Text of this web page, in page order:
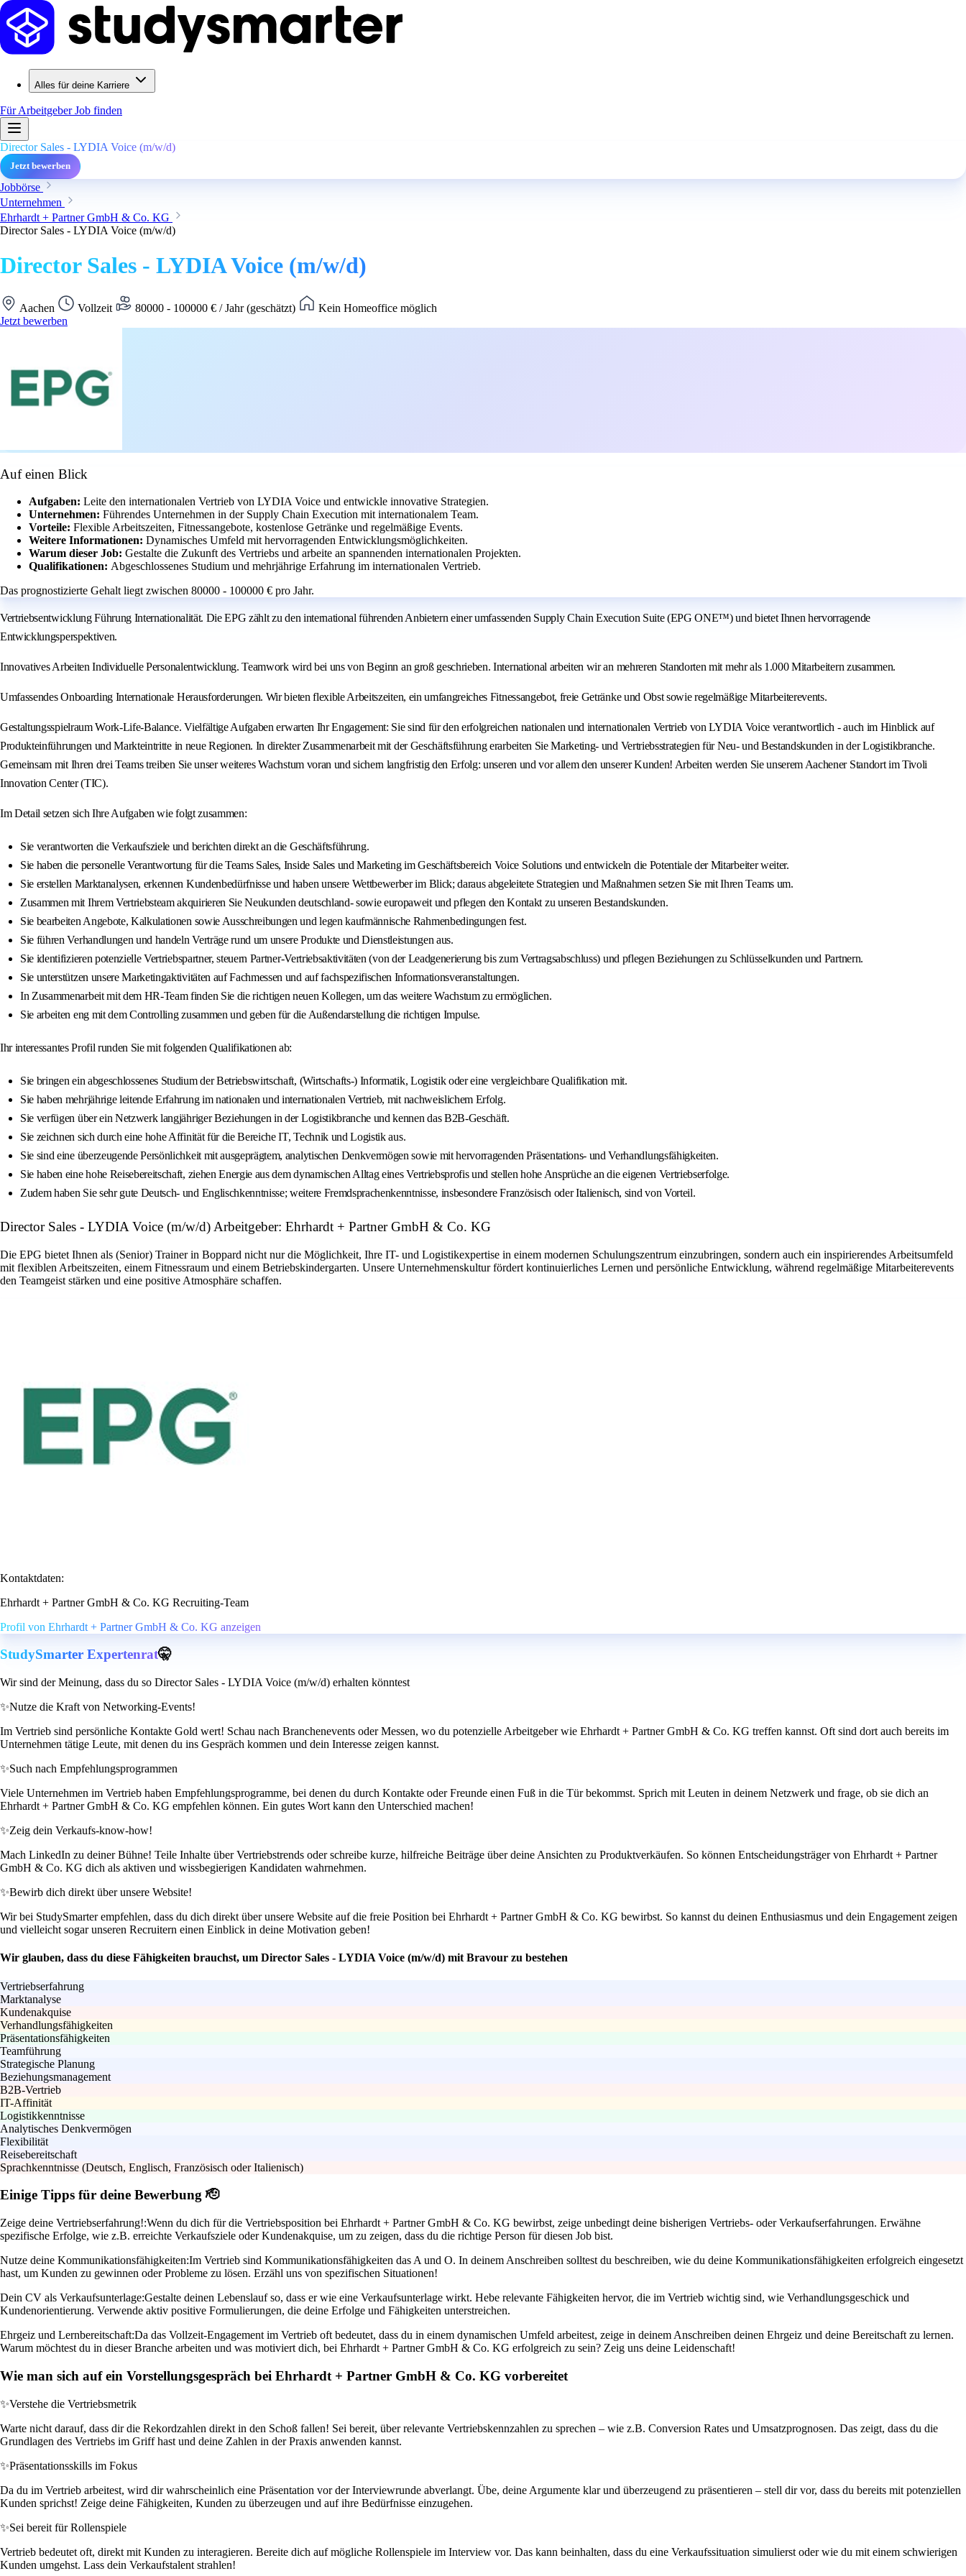
Alles für deine Karriere
Für ArbeitgeberJob finden
Director Sales - LYDIA Voice (m/w/d)
Jetzt bewerben
Jobbörse
Unternehmen
Ehrhardt + Partner GmbH & Co. KG
Director Sales - LYDIA Voice (m/w/d)
Director Sales - LYDIA Voice (m/w/d)
Aachen Vollzeit 80000 - 100000 € / Jahr (geschätzt)
Kein Homeoffice möglich
Jetzt bewerben
Auf einen Blick
Aufgaben: Leite den internationalen Vertrieb von LYDIA Voice und entwickle innovative Strategien.
Unternehmen: Führendes Unternehmen in der Supply Chain Execution mit internationalem Team.
Vorteile: Flexible Arbeitszeiten, Fitnessangebote, kostenlose Getränke und regelmäßige Events.
Weitere Informationen: Dynamisches Umfeld mit hervorragenden Entwicklungsmöglichkeiten.
Warum dieser Job: Gestalte die Zukunft des Vertriebs und arbeite an spannenden internationalen Projekten.
Qualifikationen: Abgeschlossenes Studium und mehrjährige Erfahrung im internationalen Vertrieb.
Das prognostizierte Gehalt liegt zwischen 80000 - 100000 € pro Jahr.
Vertriebsentwicklung Führung Internationalität. Die EPG zählt zu den international führenden Anbietern einer umfassenden Supply Chain Execution Suite (EPG ONE™) und bietet Ihnen hervorragende
Entwicklungsperspektiven.
Innovatives Arbeiten Individuelle Personalentwicklung. Teamwork wird bei uns von Beginn an groß geschrieben. International arbeiten wir an mehreren Standorten mit mehr als 1.000 Mitarbeitern zusammen.
Umfassendes Onboarding Internationale Herausforderungen. Wir bieten flexible Arbeitszeiten, ein umfangreiches Fitnessangebot, freie Getränke und Obst sowie regelmäßige Mitarbeiterevents.
Gestaltungsspielraum Work-Life-Balance. Vielfältige Aufgaben erwarten Ihr Engagement: Sie sind für den erfolgreichen nationalen und internationalen Vertrieb von LYDIA Voice verantwortlich - auch im Hinblick auf
Produkteinführungen und Markteintritte in neue Regionen. In direkter Zusammenarbeit mit der Geschäftsführung erarbeiten Sie Marketing- und Vertriebsstrategien für Neu- und Bestandskunden in der Logistikbranche.
Gemeinsam mit Ihren drei Teams treiben Sie unser weiteres Wachstum voran und sichern langfristig den Erfolg: unseren und vor allem den unserer Kunden! Arbeiten werden Sie unserem Aachener Standort im Tivoli
Innovation Center (TIC).
Im Detail setzen sich Ihre Aufgaben wie folgt zusammen:
Sie verantworten die Verkaufsziele und berichten direkt an die Geschäftsführung.
Sie haben die personelle Verantwortung für die Teams Sales, Inside Sales und Marketing im Geschäftsbereich Voice Solutions und entwickeln die Potentiale der Mitarbeiter weiter.
Sie erstellen Marktanalysen, erkennen Kundenbedürfnisse und haben unsere Wettbewerber im Blick; daraus abgeleitete Strategien und Maßnahmen setzen Sie mit Ihren Teams um.
Zusammen mit Ihrem Vertriebsteam akquirieren Sie Neukunden deutschland- sowie europaweit und pflegen den Kontakt zu unseren Bestandskunden.
Sie bearbeiten Angebote, Kalkulationen sowie Ausschreibungen und legen kaufmännische Rahmenbedingungen fest.
Sie führen Verhandlungen und handeln Verträge rund um unsere Produkte und Dienstleistungen aus.
Sie identifizieren potenzielle Vertriebspartner, steuern Partner-Vertriebsaktivitäten (von der Leadgenerierung bis zum Vertragsabschluss) und pflegen Beziehungen zu Schlüsselkunden und Partnern.
Sie unterstützen unsere Marketingaktivitäten auf Fachmessen und auf fachspezifischen Informationsveranstaltungen.
In Zusammenarbeit mit dem HR-Team finden Sie die richtigen neuen Kollegen, um das weitere Wachstum zu ermöglichen.
Sie arbeiten eng mit dem Controlling zusammen und geben für die Außendarstellung die richtigen Impulse.
Ihr interessantes Profil runden Sie mit folgenden Qualifikationen ab:
Sie bringen ein abgeschlossenes Studium der Betriebswirtschaft, (Wirtschafts-) Informatik, Logistik oder eine vergleichbare Qualifikation mit.
Sie haben mehrjährige leitende Erfahrung im nationalen und internationalen Vertrieb, mit nachweislichem Erfolg.
Sie verfügen über ein Netzwerk langjähriger Beziehungen in der Logistikbranche und kennen das B2B-Geschäft.
Sie zeichnen sich durch eine hohe Affinität für die Bereiche IT, Technik und Logistik aus.
Sie sind eine überzeugende Persönlichkeit mit ausgeprägtem, analytischen Denkvermögen sowie mit hervorragenden Präsentations- und Verhandlungsfähigkeiten.
Sie haben eine hohe Reisebereitschaft, ziehen Energie aus dem dynamischen Alltag eines Vertriebsprofis und stellen hohe Ansprüche an die eigenen Vertriebserfolge.
Zudem haben Sie sehr gute Deutsch- und Englischkenntnisse; weitere Fremdsprachenkenntnisse, insbesondere Französisch oder Italienisch, sind von Vorteil.
Director Sales - LYDIA Voice (m/w/d) Arbeitgeber: Ehrhardt + Partner GmbH & Co. KG
Die EPG bietet Ihnen als (Senior) Trainer in Boppard nicht nur die Möglichkeit, Ihre IT- und Logistikexpertise in einem modernen Schulungszentrum einzubringen, sondern auch ein inspirierendes Arbeitsumfeld
mit flexiblen Arbeitszeiten, einem Fitnessraum und einem Betriebskindergarten. Unsere Unternehmenskultur fördert kontinuierliches Lernen und persönliche Entwicklung, während regelmäßige Mitarbeiterevents
den Teamgeist stärken und eine positive Atmosphäre schaffen.
Kontaktdaten:
Ehrhardt + Partner GmbH & Co. KG Recruiting-Team
Profil von Ehrhardt + Partner GmbH & Co. KG anzeigen
StudySmarter Expertenrat🤫
Wir sind der Meinung, dass du so Director Sales - LYDIA Voice (m/w/d) erhalten könntest
✨Nutze die Kraft von Networking-Events!
Im Vertrieb sind persönliche Kontakte Gold wert! Schau nach Branchenevents oder Messen, wo du potenzielle Arbeitgeber wie Ehrhardt + Partner GmbH & Co. KG treffen kannst. Oft sind dort auch bereits im
Unternehmen tätige Leute, mit denen du ins Gespräch kommen und dein Interesse zeigen kannst.
✨Such nach Empfehlungsprogrammen
Viele Unternehmen im Vertrieb haben Empfehlungsprogramme, bei denen du durch Kontakte oder Freunde einen Fuß in die Tür bekommst. Sprich mit Leuten in deinem Netzwerk und frage, ob sie dich an
Ehrhardt + Partner GmbH & Co. KG empfehlen können. Ein gutes Wort kann den Unterschied machen!
✨Zeig dein Verkaufs-know-how!
Mach LinkedIn zu deiner Bühne! Teile Inhalte über Vertriebstrends oder schreibe kurze, hilfreiche Beiträge über deine Ansichten zu Produktverkäufen. So können Entscheidungsträger von Ehrhardt + Partner
GmbH & Co. KG dich als aktiven und wissbegierigen Kandidaten wahrnehmen.
✨Bewirb dich direkt über unsere Website!
Wir bei StudySmarter empfehlen, dass du dich direkt über unsere Website auf die freie Position bei Ehrhardt + Partner GmbH & Co. KG bewirbst. So kannst du deinen Enthusiasmus und dein Engagement zeigen
und vielleicht sogar unseren Recruitern einen Einblick in deine Motivation geben!
Wir glauben, dass du diese Fähigkeiten brauchst, um Director Sales - LYDIA Voice (m/w/d) mit Bravour zu bestehen
Vertriebserfahrung
Marktanalyse
Kundenakquise
Verhandlungsfähigkeiten
Präsentationsfähigkeiten
Teamführung
Strategische Planung
Beziehungsmanagement
B2B-Vertrieb
IT-Affinität
Logistikkenntnisse
Analytisches Denkvermögen
Flexibilität
Reisebereitschaft
Sprachkenntnisse (Deutsch, Englisch, Französisch oder Italienisch)
Einige Tipps für deine Bewerbung 🫡
Zeige deine Vertriebserfahrung!:Wenn du dich für die Vertriebsposition bei Ehrhardt + Partner GmbH & Co. KG bewirbst, zeige unbedingt deine bisherigen Vertriebs- oder Verkaufserfahrungen. Erwähne
spezifische Erfolge, wie z.B. erreichte Verkaufsziele oder Kundenakquise, um zu zeigen, dass du die richtige Person für diesen Job bist.
Nutze deine Kommunikationsfähigkeiten:Im Vertrieb sind Kommunikationsfähigkeiten das A und O. In deinem Anschreiben solltest du beschreiben, wie du deine Kommunikationsfähigkeiten erfolgreich eingesetzt
hast, um Kunden zu gewinnen oder Probleme zu lösen. Erzähl uns von spezifischen Situationen!
Dein CV als Verkaufsunterlage:Gestalte deinen Lebenslauf so, dass er wie eine Verkaufsunterlage wirkt. Hebe relevante Fähigkeiten hervor, die im Vertrieb wichtig sind, wie Verhandlungsgeschick und
Kundenorientierung. Verwende aktiv positive Formulierungen, die deine Erfolge und Fähigkeiten unterstreichen.
Ehrgeiz und Lernbereitschaft:Da das Vollzeit-Engagement im Vertrieb oft bedeutet, dass du in einem dynamischen Umfeld arbeitest, zeige in deinem Anschreiben deinen Ehrgeiz und deine Bereitschaft zu lernen.
Warum möchtest du in dieser Branche arbeiten und was motiviert dich, bei Ehrhardt + Partner GmbH & Co. KG erfolgreich zu sein? Zeig uns deine Leidenschaft!
Wie man sich auf ein Vorstellungsgespräch bei Ehrhardt + Partner GmbH & Co. KG vorbereitet
✨Verstehe die Vertriebsmetrik
Warte nicht darauf, dass dir die Rekordzahlen direkt in den Schoß fallen! Sei bereit, über relevante Vertriebskennzahlen zu sprechen – wie z.B. Conversion Rates und Umsatzprognosen. Das zeigt, dass du die
Grundlagen des Vertriebs im Griff hast und deine Zahlen in der Praxis anwenden kannst.
✨Präsentationsskills im Fokus
Da du im Vertrieb arbeitest, wird dir wahrscheinlich eine Präsentation vor der Interviewrunde abverlangt. Übe, deine Argumente klar und überzeugend zu präsentieren – stell dir vor, dass du bereits mit potenziellen
Kunden sprichst! Zeige deine Fähigkeiten, Kunden zu überzeugen und auf ihre Bedürfnisse einzugehen.
✨Sei bereit für Rollenspiele
Vertrieb bedeutet oft, direkt mit Kunden zu interagieren. Bereite dich auf mögliche Rollenspiele im Interview vor. Das kann beinhalten, dass du eine Verkaufssituation simulierst oder wie du mit einem schwierigen
Kunden umgehst. Lass dein Verkaufstalent strahlen!